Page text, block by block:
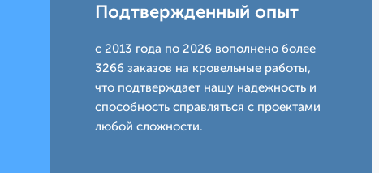
Подтвержденный опыт
с 2013 года по 2026 вополнено более
3266 заказов на кровельные работы,
что подтверждает нашу надежность и
способность справляться с проектами
любой сложности.